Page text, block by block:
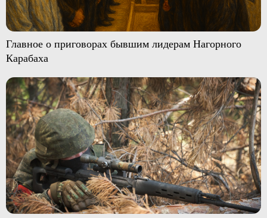
Главное о приговорах бывшим лидерам Нагорного
Карабаха